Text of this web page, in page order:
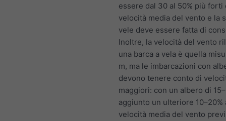
essere dal 30 al 50% più forti
velocità media del vento e la
vele deve essere fatta di
Inoltre, la velocità del vento
una barca a vela è quella
m, ma le imbarcazioni con
devono tenere conto di
maggiori: con un albero di
aggiunto un ulteriore 10–20%
velocità media del vento